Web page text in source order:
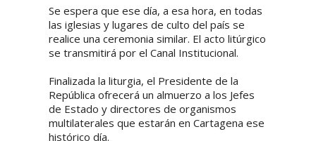
Se espera que ese día, a esa hora, en todas
las iglesias y lugares de culto del país se
realice una ceremonia similar. El acto litúrgico
se transmitirá por el Canal Institucional.
Finalizada la liturgia, el Presidente de la
República ofrecerá un almuerzo a los Jefes
de Estado y directores de organismos
multilaterales que estarán en Cartagena ese
histórico día.